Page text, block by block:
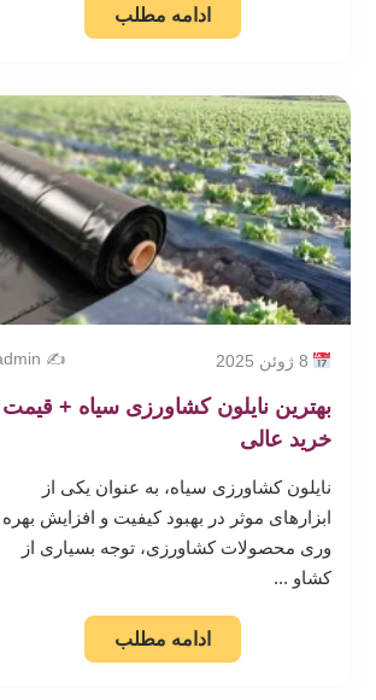
ادامه مطلب
✍️ admin
بهترین نایلون کشاورزی سیاه + قیمت
خرید عالی
نایلون کشاورزی سیاه، به عنوان یکی از
ابزارهای موثر در بهبود کیفیت و افزایش بهره
وری محصولات کشاورزی، توجه بسیاری از
کشاو ...
ادامه مطلب